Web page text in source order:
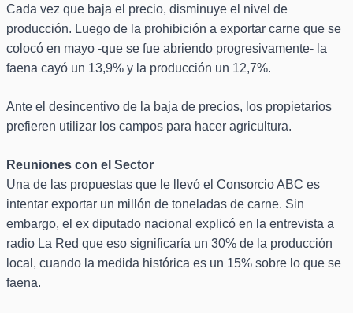
Cada vez que baja el precio, disminuye el nivel de
producción. Luego de la prohibición a exportar carne que se
colocó en mayo -que se fue abriendo progresivamente- la
faena cayó un 13,9% y la producción un 12,7%.
Ante el desincentivo de la baja de precios, los propietarios
prefieren utilizar los campos para hacer agricultura.
Reuniones con el Sector
Una de las propuestas que le llevó el Consorcio ABC es
intentar exportar un millón de toneladas de carne. Sin
embargo, el ex diputado nacional explicó en la entrevista a
radio La Red que eso significaría un 30% de la producción
local, cuando la medida histórica es un 15% sobre lo que se
faena.